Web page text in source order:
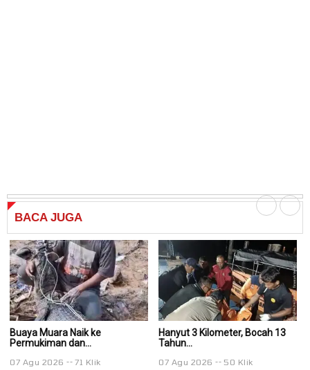
BACA JUGA
Buaya Muara Naik ke
Permukiman dan...
07 Agu 2026 71 Klik
Hanyut 3 Kilometer, Bocah 13
Tahun...
07 Agu 2026 50 Klik